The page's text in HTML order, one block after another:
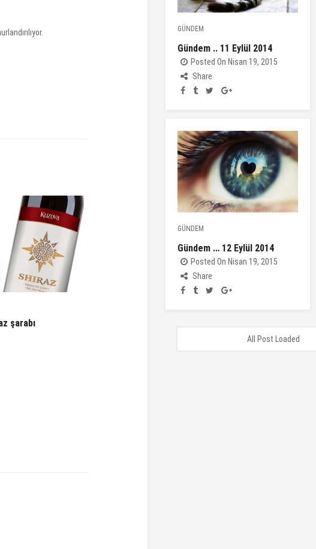
şarabı
GÜNDEM
Gündem .. 11 Eylül 2014
Posted On Nisan 19, 2015
Share
GÜNDEM
Gündem … 12 Eylül 2014
Posted On Nisan 19, 2015
Share
All Post Loaded